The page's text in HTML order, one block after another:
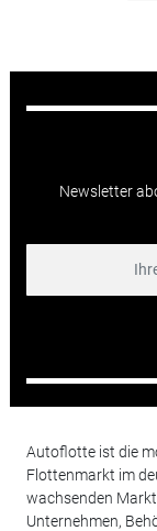
Newsletter
Autoflotte ist die
Flottenmarkt im
wachsenden
Unternehmen,